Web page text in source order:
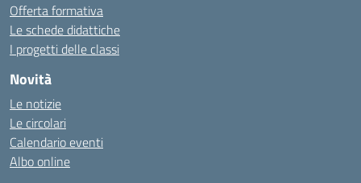
Offerta formativa
Le schede didattiche
I progetti delle classi
Novità
Le notizie
Le circolari
Calendario eventi
Albo online